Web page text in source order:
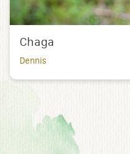
Chaga
Dennis